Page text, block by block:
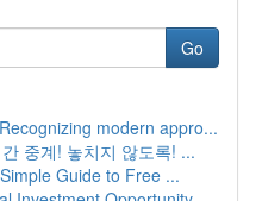
Go
modern appro...
중계! 놓치지 않도록! ...
Guide to Free ...